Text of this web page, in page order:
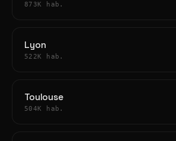
873K hab.
Lyon
522K hab.
Toulouse
504K hab.